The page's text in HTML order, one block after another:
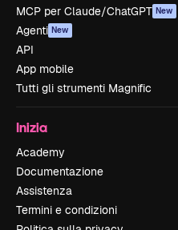
MCP per Claude/ChatGPT New
Agenti New
API
App mobile
Tutti gli strumenti Magnific
Inizia
Academy
Documentazione
Assistenza
Termini e condizioni